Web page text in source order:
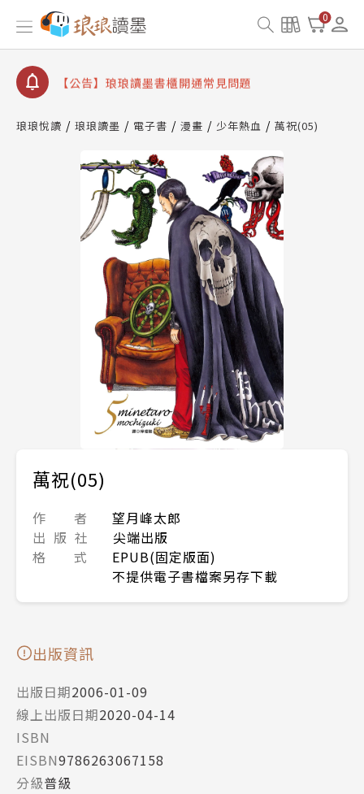
0
【公告】因 Readmoo 讀墨系統維護中，本站同步暫
停部分閱讀服務
【公告】琅琅讀墨數位閱讀資產合併與書櫃開通申請
【公告】琅琅讀墨書櫃開通常見問題
請圖文教學
【公告】因 Readmoo 讀墨系統維護中，本站同步暫
停部分閱讀服務
琅琅悅讀 琅琅讀墨 電子書 漫畫 少年熱血 萬祝(05)
萬祝(05)
作 者
望月峰太郎
出 版 社
尖端出版
格 式
EPUB(固定版面)
不提供電子書檔案另存下載
出版資訊
出版日期2006-01-09
線上出版日期2020-04-14
ISBN
EISBN9786263067158
分級普級